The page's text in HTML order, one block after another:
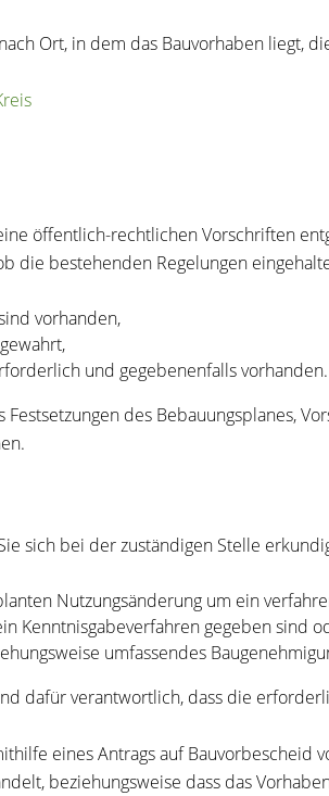
Ort, in dem das Bauvorhaben liegt,
öffentlich-rechtlichen Vorschriften
die bestehenden Regelungen
vorhanden,
und gegebenenfalls vorhanden.
Festsetzungen des Bebauungsplanes,
sich bei der zuständigen Stelle
Nutzungsänderung um ein
Kenntnisgabeverfahren gegeben sind
umfassendes
dafür verantwortlich, dass die
eines Antrags auf Bauvorbescheid
beziehungsweise dass das